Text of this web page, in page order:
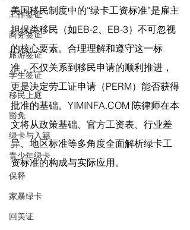
工作签证
商务签证
旅游签证
学生签证
移民上庭
豁免
绿卡与入籍
青少年绿卡
保释
家暴绿卡
回美证
美国移民制度中的“绿卡工资标准”是雇主
担保类移民（如EB-2、EB-3）不可忽视
的核心要素。合理理解和遵守这一标
准，不仅关系到移民申请的顺利推进，
更是决定劳工证申请（PERM）能否获得
批准的基础。 YIMINFA.COM 陈律师在本
文将从政策基础、官方工资表、行业差
异、地区标准等多角度全面解析绿卡工
资标准的构成与实际应用。